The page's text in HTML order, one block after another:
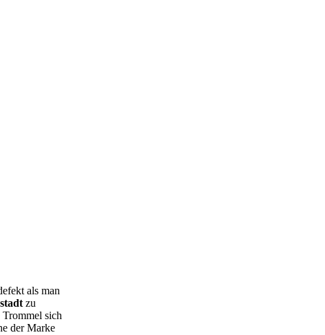
als man
zu
sich
der Marke